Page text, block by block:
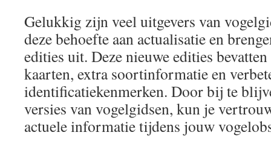
Gelukkig zijn veel uitgevers van
deze behoefte aan actualisatie en
edities uit. Deze nieuwe edities
kaarten, extra soortinformatie en
identificatiekenmerken. Door bij te
versies van vogelgidsen, kun je
actuele informatie tijdens jouw